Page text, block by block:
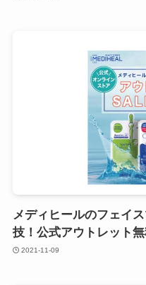
メディヒールのフェイ
技！公式アウトレット
2021-11-09